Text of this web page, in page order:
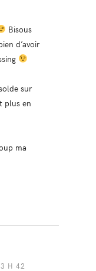
Bisous
d’avoir
sur
plus en
ma
H 42